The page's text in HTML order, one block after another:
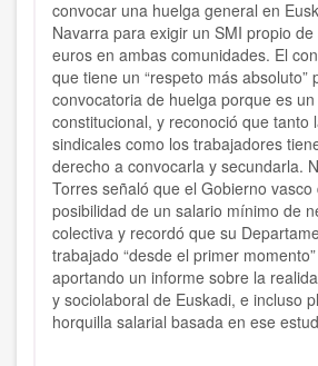
convocar una huelga general en
Navarra para exigir un SMI propio
euros en ambas comunidades. El
que tiene un “respeto más absoluto”
convocatoria de huelga porque es un
constitucional, y reconoció que tanto
sindicales como los trabajadores
derecho a convocarla y secundarla.
Torres señaló que el Gobierno vasco
posibilidad de un salario mínimo de
colectiva y recordó que su
trabajado “desde el primer momento”
aportando un informe sobre la
y sociolaboral de Euskadi, e incluso
horquilla salarial basada en ese